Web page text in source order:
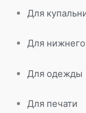
Для
Для
Для одежды
Для печати